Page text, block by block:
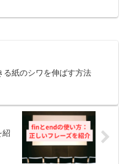
る紙のシワを伸ばす方法
紹